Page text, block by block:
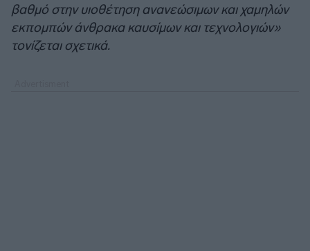
βαθμό στην υιοθέτηση ανανεώσιμων και χαμηλών
εκπομπών άνθρακα καυσίμων και τεχνολογιών»
τονίζεται σχετικά.